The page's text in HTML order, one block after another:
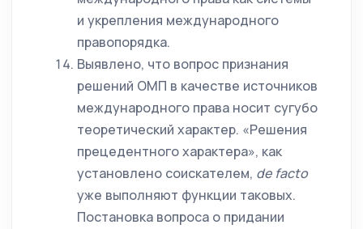
и укрепления международного
правопорядка.
Выявлено, что вопрос признания
решений ОМП в качестве источников
международного права носит сугубо
теоретический характер. «Решения
прецедентного характера», как
установлено соискателем, de facto
уже выполняют функции таковых.
Постановка вопроса о придании